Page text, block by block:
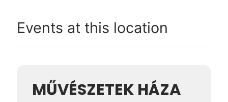
Events at this location
MŰVÉSZETEK HÁZA